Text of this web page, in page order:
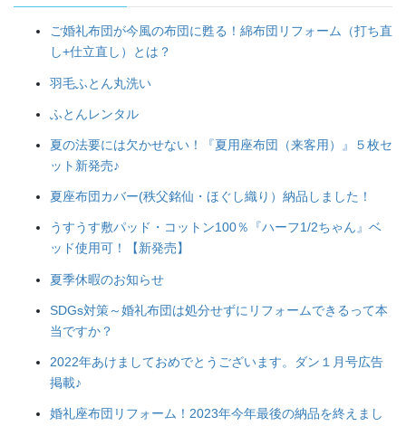
ご婚礼布団が今風の布団に甦る！綿布団リフォーム（打ち直
し+仕立直し）とは？
羽毛ふとん丸洗い
ふとんレンタル
夏の法要には欠かせない！『夏用座布団（来客用）』５枚セ
ット新発売♪
夏座布団カバー(秩父銘仙・ほぐし織り）納品しました！
うすうす敷パッド・コットン100％『ハーフ1/2ちゃん』ベ
ッド使用可！【新発売】
夏季休暇のお知らせ
SDGs対策～婚礼布団は処分せずにリフォームできるって本
当ですか？
2022年あけましておめでとうございます。ダン１月号広告
掲載♪
婚礼座布団リフォーム！2023年今年最後の納品を終えまし